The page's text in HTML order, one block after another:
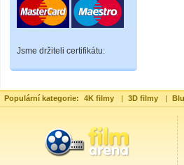
Jsme držiteli certifikátu:
Populární kategorie: 4K filmy | 3D filmy |